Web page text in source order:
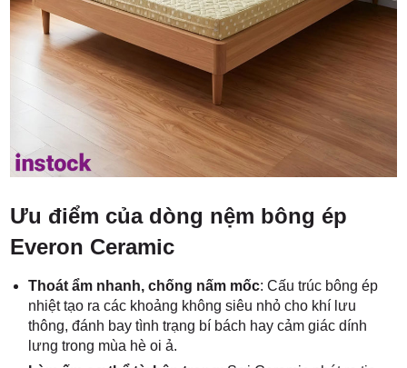
Ưu điểm của dòng nệm bông ép
Everon Ceramic
Thoát ẩm nhanh, chống nấm mốc: Cấu trúc bông ép
nhiệt tạo ra các khoảng không siêu nhỏ cho khí lưu
thông, đánh bay tình trạng bí bách hay cảm giác dính
lưng trong mùa hè oi ả.